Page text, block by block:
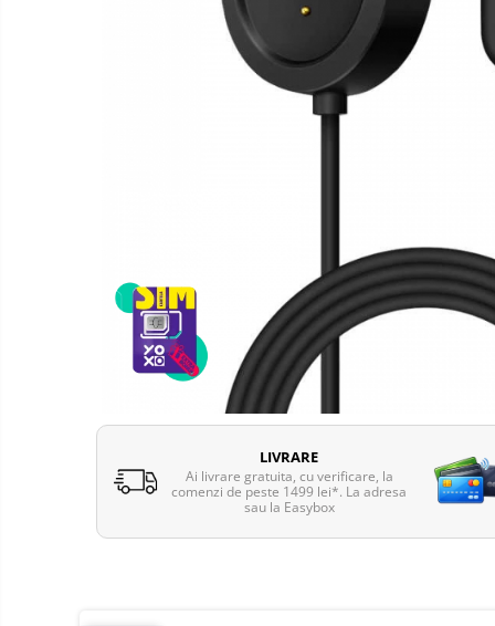
Telefoane mobile iSEN
Telefoane mobile F150
Telefoane mobile HUAWEI
Telefoane mobile iHunt
Telefoane mobile AGM
Telefoane mobile Realme
Telefoane mobile ZTE Nubia
Telefoane mobile ALTE
LIVRARE
Ai livrare gratuita, cu verificare, la
comenzi de peste 1499 lei*. La adresa
sau la Easybox